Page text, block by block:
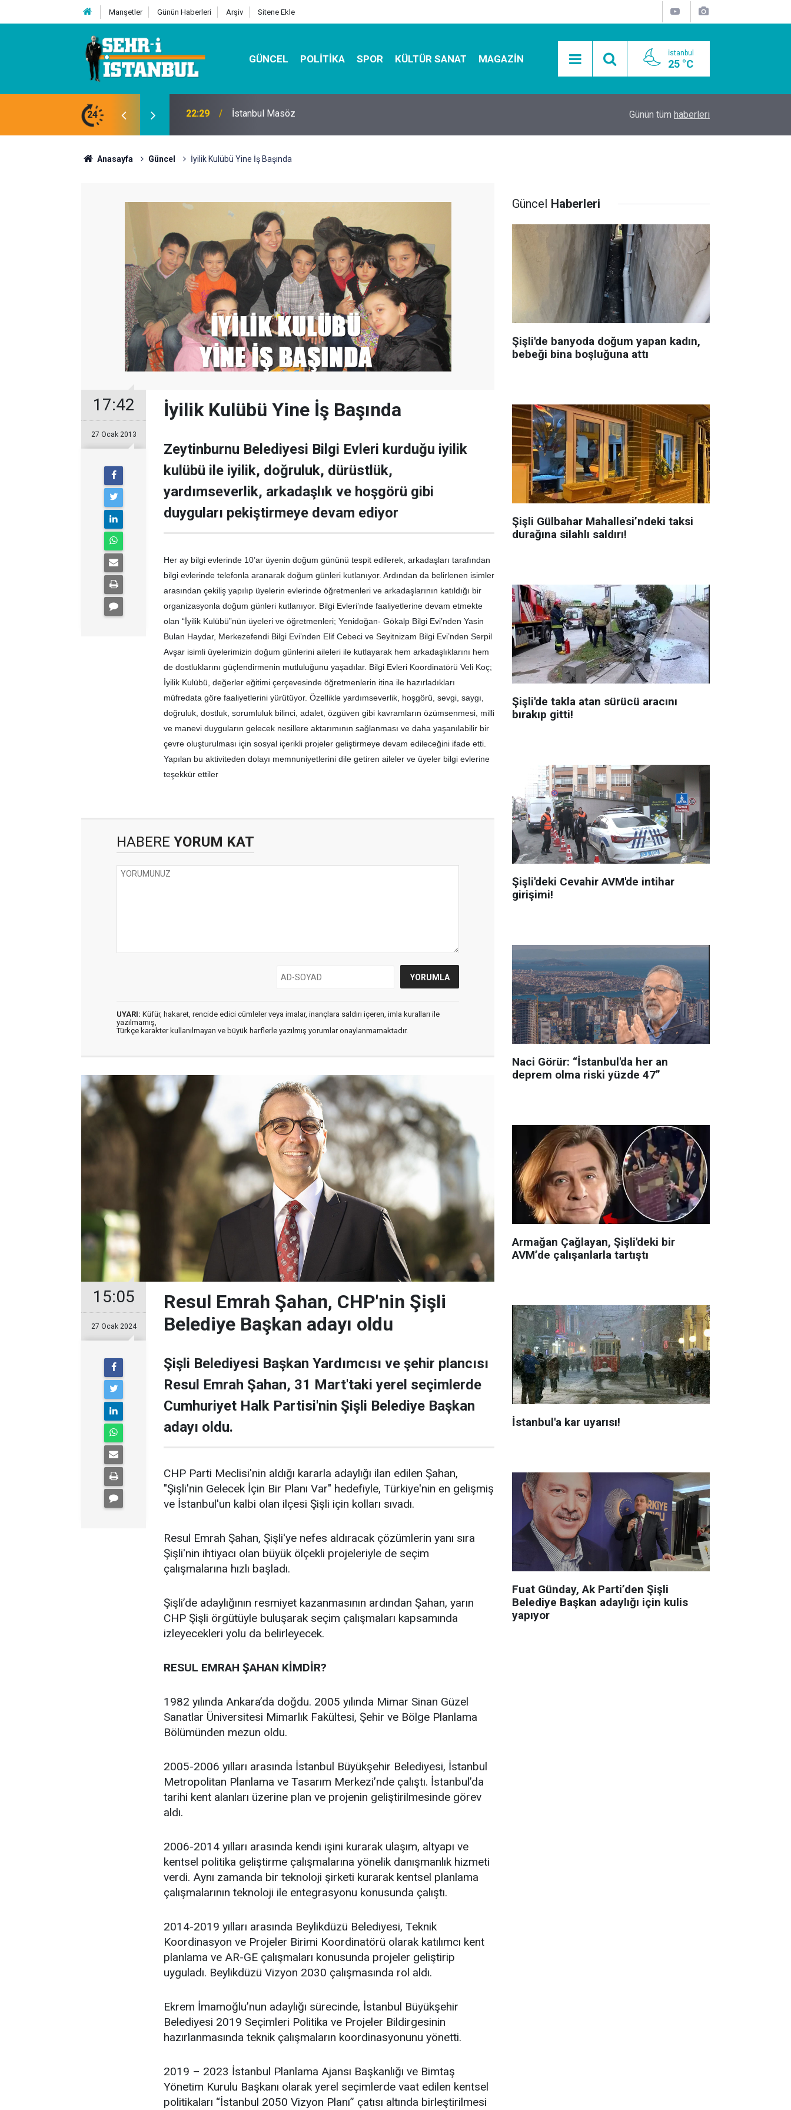
Manşetler Günün Haberleri Arşiv Sitene Ekle
GÜNCEL POLITIKA SPOR KÜLTÜR SANAT MAGAZIN İstanbul
25 °C
24 07:32 Kutu Sihirbazı ile Estetik, Dayanıklı ve Çevre Dostu Ambalaj Mobil Araçlarla Hayır Lokması Dağıtımının
Günün tüm haberleri
Anasayfa Güncel İyilik Kulübü Yine İş Başında
17:42
27 Ocak 2013
İyilik Kulübü Yine İş Başında
Zeytinburnu Belediyesi Bilgi Evleri kurduğu iyilik
kulübü ile iyilik, doğruluk, dürüstlük,
yardımseverlik, arkadaşlık ve hoşgörü gibi
duyguları pekiştirmeye devam ediyor
Her ay bilgi evlerinde 10’ar üyenin doğum gününü tespit edilerek, arkadaşları tarafından
bilgi evlerinde telefonla aranarak doğum günleri kutlanıyor. Ardından da belirlenen isimler
arasından çekiliş yapılıp üyelerin evlerinde öğretmenleri ve arkadaşlarının katıldığı bir
organizasyonla doğum günleri kutlanıyor. Bilgi Evleri’nde faaliyetlerine devam etmekte
olan “İyilik Kulübü”nün üyeleri ve öğretmenleri; Yenidoğan- Gökalp Bilgi Evi’nden Yasin
Bulan Haydar, Merkezefendi Bilgi Evi’nden Elif Cebeci ve Seyitnizam Bilgi Evi’nden Serpil
Avşar isimli üyelerimizin doğum günlerini aileleri ile kutlayarak hem arkadaşlıklarını hem
de dostluklarını güçlendirmenin mutluluğunu yaşadılar. Bilgi Evleri Koordinatörü Veli Koç;
İyilik Kulübü, değerler eğitimi çerçevesinde öğretmenlerin itina ile hazırladıkları
müfredata göre faaliyetlerini yürütüyor. Özellikle yardımseverlik, hoşgörü, sevgi, saygı,
doğruluk, dostluk, sorumluluk bilinci, adalet, özgüven gibi kavramların özümsenmesi, milli
ve manevi duyguların gelecek nesillere aktarımının sağlanması ve daha yaşanılabilir bir
çevre oluşturulması için sosyal içerikli projeler geliştirmeye devam edileceğini ifade etti.
Yapılan bu aktiviteden dolayı memnuniyetlerini dile getiren aileler ve üyeler bilgi evlerine
teşekkür ettiler
HABERE YORUM KAT
UYARI: Küfür, hakaret, rencide edici cümleler veya imalar, inançlara saldırı içeren, imla kuralları ile
yazılmamış,
Türkçe karakter kullanılmayan ve büyük harflerle yazılmış yorumlar onaylanmamaktadır.
15:05
27 Ocak 2024
Resul Emrah Şahan, CHP'nin Şişli
Belediye Başkan adayı oldu
Şişli Belediyesi Başkan Yardımcısı ve şehir plancısı
Resul Emrah Şahan, 31 Mart'taki yerel seçimlerde
Cumhuriyet Halk Partisi'nin Şişli Belediye Başkan
adayı oldu.
CHP Parti Meclisi'nin aldığı kararla adaylığı ilan edilen Şahan,
"Şişli'nin Gelecek İçin Bir Planı Var" hedefiyle, Türkiye'nin en gelişmiş
ve İstanbul'un kalbi olan ilçesi Şişli için kolları sıvadı.
Resul Emrah Şahan, Şişli'ye nefes aldıracak çözümlerin yanı sıra
Şişli'nin ihtiyacı olan büyük ölçekli projeleriyle de seçim
çalışmalarına hızlı başladı.
Şişli’de adaylığının resmiyet kazanmasının ardından Şahan, yarın
CHP Şişli örgütüyle buluşarak seçim çalışmaları kapsamında
izleyecekleri yolu da belirleyecek.
RESUL EMRAH ŞAHAN KİMDİR?
1982 yılında Ankara’da doğdu. 2005 yılında Mimar Sinan Güzel
Sanatlar Üniversitesi Mimarlık Fakültesi, Şehir ve Bölge Planlama
Bölümünden mezun oldu.
2005-2006 yılları arasında İstanbul Büyükşehir Belediyesi, İstanbul
Metropolitan Planlama ve Tasarım Merkezi’nde çalıştı. İstanbul’da
tarihi kent alanları üzerine plan ve projenin geliştirilmesinde görev
aldı.
2006-2014 yılları arasında kendi işini kurarak ulaşım, altyapı ve
kentsel politika geliştirme çalışmalarına yönelik danışmanlık hizmeti
verdi. Aynı zamanda bir teknoloji şirketi kurarak kentsel planlama
çalışmalarının teknoloji ile entegrasyonu konusunda çalıştı.
2014-2019 yılları arasında Beylikdüzü Belediyesi, Teknik
Koordinasyon ve Projeler Birimi Koordinatörü olarak katılımcı kent
planlama ve AR-GE çalışmaları konusunda projeler geliştirip
uyguladı. Beylikdüzü Vizyon 2030 çalışmasında rol aldı.
Ekrem İmamoğlu’nun adaylığı sürecinde, İstanbul Büyükşehir
Belediyesi 2019 Seçimleri Politika ve Projeler Bildirgesinin
hazırlanmasında teknik çalışmaların koordinasyonunu yönetti.
2019 – 2023 İstanbul Planlama Ajansı Başkanlığı ve Bimtaş
Yönetim Kurulu Başkanı olarak yerel seçimlerde vaat edilen kentsel
politikaları “İstanbul 2050 Vizyon Planı” çatısı altında birleştirilmesi
Güncel Haberleri
Şişli'de banyoda doğum yapan kadın,
bebeği bina boşluğuna attı
Şişli Gülbahar Mahallesi’ndeki taksi
durağına silahlı saldırı!
Şişli'de takla atan sürücü aracını
bırakıp gitti!
Şişli'deki Cevahir AVM'de intihar
girişimi!
Naci Görür: “İstanbul'da her an
deprem olma riski yüzde 47”
Armağan Çağlayan, Şişli'deki bir
AVM’de çalışanlarla tartıştı
İstanbul'a kar uyarısı!
Fuat Günday, Ak Parti’den Şişli
Belediye Başkan adaylığı için kulis
yapıyor